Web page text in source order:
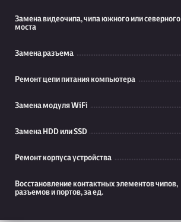
Замена видеочипа, чипа южного или северного
моста
Замена разъема
Ремонт цепи питания компьютера
Замена модуля WiFi
Замена HDD или SSD
Ремонт корпуса устройства
Восстановление контактных элементов чипов,
разъемов и портов, за ед.